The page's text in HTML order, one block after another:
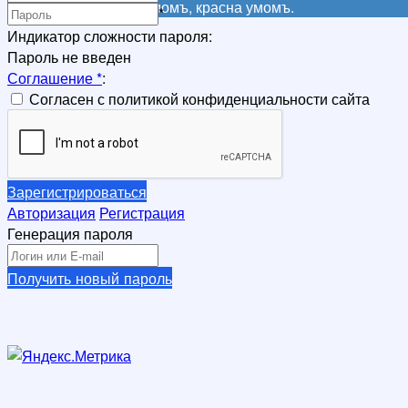
Не красна книга письмомъ, красна умомъ.
*
Индикатор сложности пароля:
Пароль не введен
Соглашение*:
Согласен с политикой конфиденциальности сайта
Зарегистрироваться
Авторизация Регистрация
Генерация пароля
Получить новый пароль